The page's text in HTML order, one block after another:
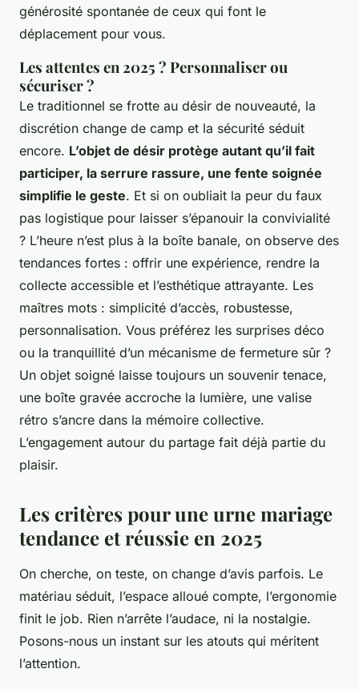
générosité spontanée de ceux qui font le
déplacement pour vous.
Les attentes en 2025 ? Personnaliser ou
sécuriser ?
Le traditionnel se frotte au désir de nouveauté, la
discrétion change de camp et la sécurité séduit
encore. L’objet de désir protège autant qu’il fait
participer, la serrure rassure, une fente soignée
simplifie le geste. Et si on oubliait la peur du faux
pas logistique pour laisser s’épanouir la convivialité
? L’heure n’est plus à la boîte banale, on observe des
tendances fortes : offrir une expérience, rendre la
collecte accessible et l’esthétique attrayante. Les
maîtres mots : simplicité d’accès, robustesse,
personnalisation. Vous préférez les surprises déco
ou la tranquillité d’un mécanisme de fermeture sûr ?
Un objet soigné laisse toujours un souvenir tenace,
une boîte gravée accroche la lumière, une valise
rétro s’ancre dans la mémoire collective.
L’engagement autour du partage fait déjà partie du
plaisir.
Les critères pour une urne mariage
tendance et réussie en 2025
On cherche, on teste, on change d’avis parfois. Le
matériau séduit, l’espace alloué compte, l’ergonomie
finit le job. Rien n’arrête l’audace, ni la nostalgie.
Posons-nous un instant sur les atouts qui méritent
l’attention.